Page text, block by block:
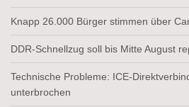
Knapp 26.000 Bürger stimmen über
DDR-Schnellzug soll bis Mitte August
Technische Probleme: ICE-
unterbrochen